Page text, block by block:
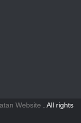
Website
. All rights